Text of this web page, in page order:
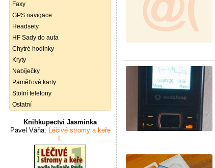
Faxy
GPS navigace
Headsety
HF Sady do auta
Chytré hodinky
Kryty
Nabíječky
Paměťové karty
Stolní telefony
Ostatní
Knihkupectví Jasmínka
Pavel Váňa: Léčivé stromy a keře
I.